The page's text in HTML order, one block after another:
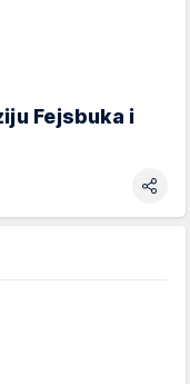
Fejsbuka i